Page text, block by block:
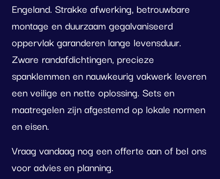
Engeland. Strakke afwerking, betrouwbare
montage en duurzaam gegalvaniseerd
oppervlak garanderen lange levensduur.
Zware randafdichtingen, precieze
spanklemmen en nauwkeurig vakwerk leveren
een veilige en nette oplossing. Sets en
maatregelen zijn afgestemd op lokale normen
en eisen.
Vraag vandaag nog een offerte aan of bel ons
voor advies en planning.